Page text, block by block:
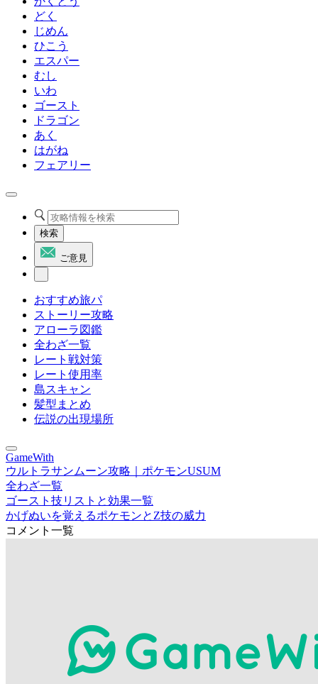
どく
じめん
ひこう
エスパー
むし
いわ
ゴースト
ドラゴン
あく
はがね
フェアリー
検索
ご意見
おすすめ旅パ
ストーリー攻略
アローラ図鑑
全わざ一覧
レート戦対策
レート使用率
島スキャン
髪型まとめ
伝説の出現場所
GameWith
ウルトラサンムーン攻略｜ポケモンUSUM
全わざ一覧
ゴースト技リストと効果一覧
かげぬいを覚えるポケモンとZ技の威力
コメント一覧